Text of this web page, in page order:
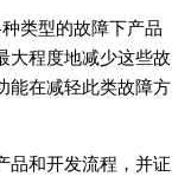
类型的故障下产品
大程度地减少这些故
能在减轻此类故障方
品和开发流程，并证